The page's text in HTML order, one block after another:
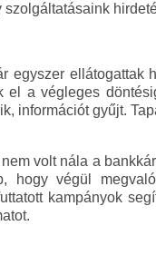
egyszer ellátogattak
a végleges
információt gyűjt.
volt nála a
hogy végül
kampányok